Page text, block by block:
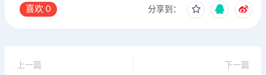
喜欢 0 分享到：
上一篇
下一篇